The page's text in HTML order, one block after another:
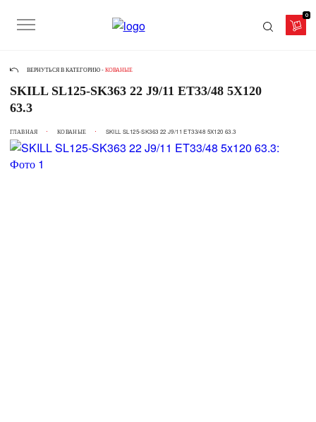
0
ВЕРНУТЬСЯ В КАТЕГОРИЮ - КОВАНЫЕ
SKILL SL125-SK363 22 J9/11 ET33/48 5X120
63.3
ГЛАВНАЯ КОВАНЫЕ SKILL SL125-SK363 22 J9/11 ET33/48 5X120 63.3